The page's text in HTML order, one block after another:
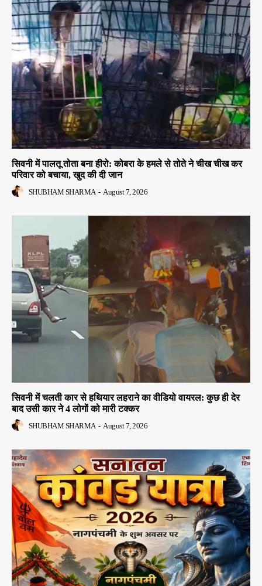
सिवनी में पालतू तोता बना हीरो: कोबरा के हमले से तोते ने चीख चीख कर
परिवार को बचाया, खुद की दी जान
SHUBHAM SHARMA - August 7, 2026
सिवनी में चलती कार से हथियार लहराने का वीडियो वायरल: कुछ ही देर
बाद उसी कार ने 4 लोगों को मारी टक्कर
SHUBHAM SHARMA - August 7, 2026